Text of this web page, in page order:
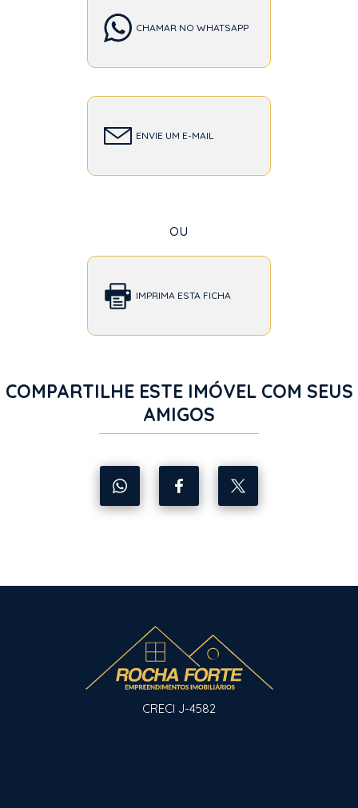
CHAMAR NO WHATSAPP
ENVIE UM E-MAIL
ou
IMPRIMA ESTA FICHA
COMPARTILHE ESTE IMÓVEL COM SEUS
AMIGOS
CRECI J-4582